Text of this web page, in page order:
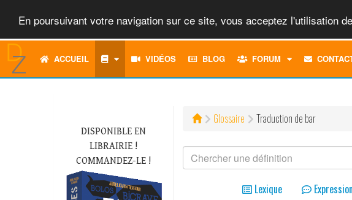
En poursuivant votre navigation sur ce site, vous acceptez l'utilisation
ACCUEIL VIDÉOS BLOG FORUM
TOGGLE
DISPONIBLE EN
LIBRAIRIE !
COMMANDEZ-LE !
Glossaire Traduction de bar
Lexique